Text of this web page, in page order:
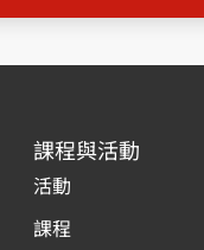
課程與活動
活動
課程